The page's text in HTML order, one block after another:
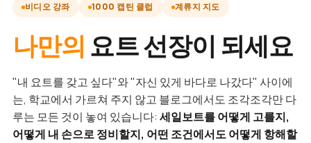
비디오 강좌 1000 캡틴 클럽 계류지 지도
나만의 요트 선장이 되세요
"내 요트를 갖고 싶다"와 "자신 있게 바다로 나갔다" 사이에
는, 학교에서 가르쳐 주지 않고 블로그에서도 조각조각만 다
루는 모든 것이 놓여 있습니다: 세일보트를 어떻게 고를지,
어떻게 내 손으로 정비할지, 어떤 조건에서도 어떻게 항해할